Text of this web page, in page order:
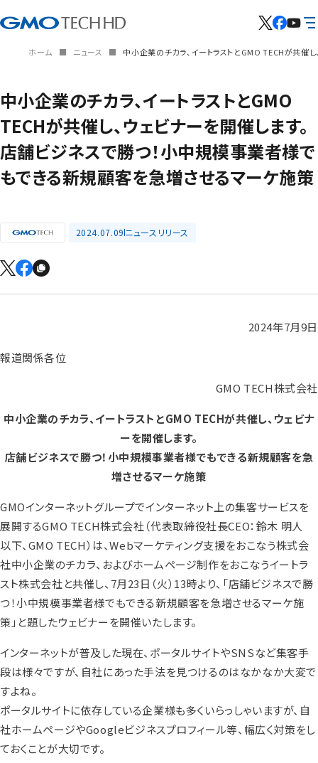
ホーム ニュース 中小企業のチカラ、イートラストとGMO TECHが共催
中小企業のチカラ、イートラストとGMO
TECHが共催し、ウェビナーを開催します。
店舗ビジネスで勝つ！小中規模事業者様で
もできる新規顧客を急増させるマーケ施策
2024.07.09ニュースリリース
2024年7月9日
報道関係各位
GMO TECH株式会社
中小企業のチカラ、イートラストとGMO TECHが共催し、ウェビナ
ーを開催します。
店舗ビジネスで勝つ！小中規模事業者様でもできる新規顧客を急
増させるマーケ施策
GMOインターネットグループでインターネット上の集客サービスを
展開するGMO TECH株式会社（代表取締役社長CEO：鈴木 明人
以下、GMO TECH）は、Webマーケティング支援をおこなう株式会
社中小企業のチカラ、およびホームページ制作をおこなうイートラ
スト株式会社と共催し、7月23日（火）13時より、「店舗ビジネスで勝
つ！小中規模事業者様でもできる新規顧客を急増させるマーケ施
策」と題したウェビナーを開催いたします。
インターネットが普及した現在、ポータルサイトやSNSなど集客手
段は様々ですが、自社にあった手法を見つけるのはなかなか大変で
すよね。
ポータルサイトに依存している企業様も多くいらっしゃいますが、自
社ホームページやGoogleビジネスプロフィール等、幅広く対策をし
ておくことが大切です。